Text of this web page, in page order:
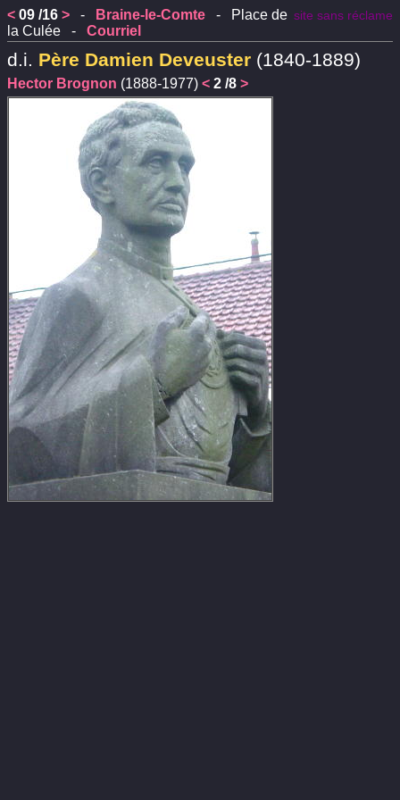
site sans réclame
< 09 /16 > - Braine-le-Comte - Place de
la Culée - Courriel
d.i. Père Damien Deveuster (1840-1889)
Hector Brognon (1888-1977) < 2 /8 >